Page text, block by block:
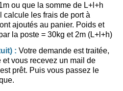
ou que la somme de L+l+h
les frais de port à
ajoutés au panier. Poids et
la poste = 30kg et 2m (L+l+h)
: Votre demande est traitée,
et vous recevez un mail de
prêt. Puis vous passez le